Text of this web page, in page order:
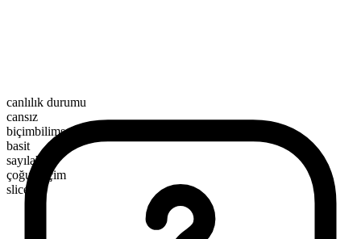
canlılık durumu
cansız
biçimbilimsel yapı
basit
sayılabilir
çoğul biçim
slices